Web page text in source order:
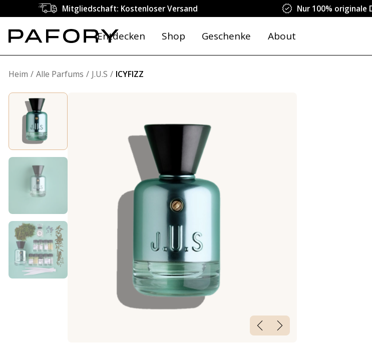
Mitgliedschaft: Kostenloser Versand Nur 100% originale
Entdecken Shop Geschenke About
Heim Alle Parfums J.U.S ICYFIZZ